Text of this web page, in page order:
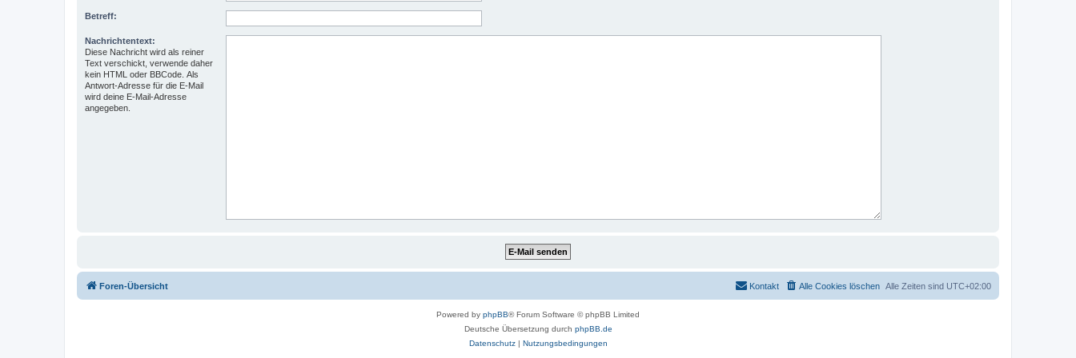
Betreff:
Nachrichtentext:
Diese Nachricht wird als reiner
Text verschickt, verwende daher
kein HTML oder BBCode. Als
Antwort-Adresse für die E-Mail
wird deine E-Mail-Adresse
angegeben.
Foren-Übersicht Alle Zeiten sind UTC+02:00
Alle Cookies löschen
Kontakt
Powered by phpBB® Forum Software © phpBB Limited
Deutsche Übersetzung durch phpBB.de
Datenschutz| Nutzungsbedingungen